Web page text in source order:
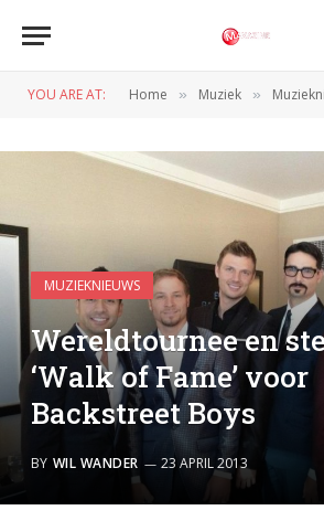
YOU ARE AT: Home » Muziek »
MUZIEKNIEUWS
Wereldtournee en
‘Walk of Fame’ voor
Backstreet Boys
BY WIL WANDER 23 APRIL 2013